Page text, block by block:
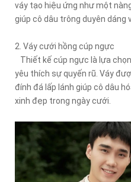
váy tạo hiệu ứng như một
giúp cô dâu trông duyên dáng
2. Váy cưới hồng cúp ngực
Thiết kế cúp ngực là lựa
yêu thích sự quyến rũ. Váy
đính đá lấp lánh giúp cô dâu
xinh đẹp trong ngày cưới.